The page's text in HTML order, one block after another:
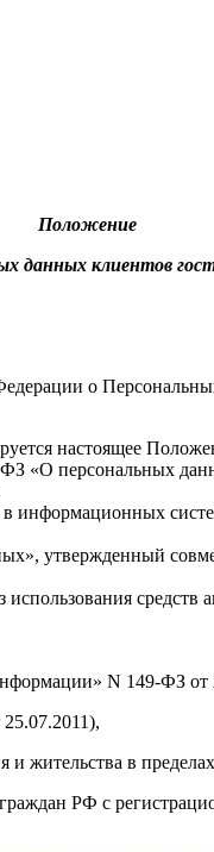
Положение
данных клиентов
о
настоящее
«О персональных
информационных
утвержденный
N 149-ФЗ от
жительства в
РФ с